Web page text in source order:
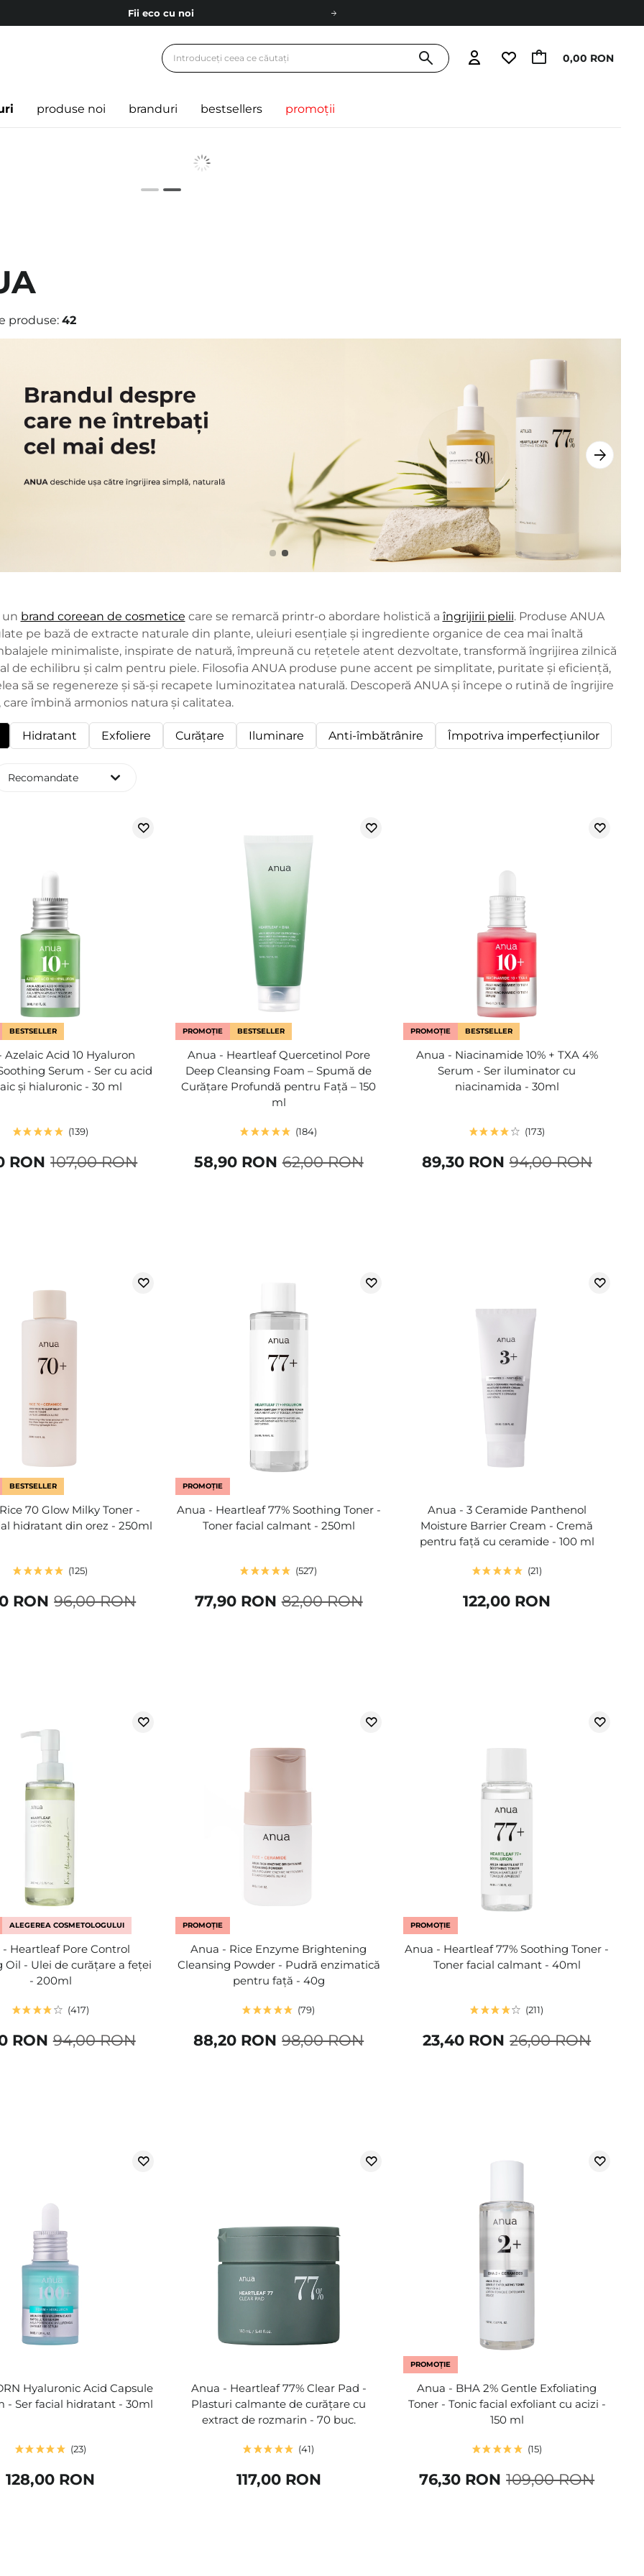
Fii eco cu noi
Livrare mai ieftină pentru comenzile de la 150 RON! 0,00 RON
produse noi branduri bestsellers promoții
produse: 42
un brand coreean de cosmetice care se remarcă printr-o abordare holistică a îngrijirii pielii. Produse ANUA
pe bază de extracte naturale din plante, uleiuri esențiale și ingrediente organice de cea mai înaltă
minimaliste, inspirate de natură, împreună cu rețetele atent dezvoltate, transformă îngrijirea zilnică
de echilibru și calm pentru piele. Filosofia ANUA produse pune accent pe simplitate, puritate și eficiență,
să se regenereze și să-și recapete luminozitatea naturală. Descoperă ANUA și începe o rutină de îngrijire
îmbină armonios natura și calitatea.
Hidratant Exfoliere Curăţare Iluminare Anti-îmbătrânire Împotriva imperfecțiunilor
Recomandate
BESTSELLER
Azelaic Acid 10 Hyaluron
Serum - Ser cu acid
și hialuronic - 30 ml
139
107,00 RON
RON
PROMOȚIE BESTSELLER
Anua - Heartleaf Quercetinol Pore
Deep Cleansing Foam – Spumă de
Curățare Profundă pentru Față – 150
ml
184
62,00 RON
58,90 RON
PROMOȚIE BESTSELLER
Anua - Niacinamide 10% + TXA 4%
Serum - Ser iluminator cu
niacinamida - 30ml
173
94,00 RON
89,30 RON
BESTSELLER
70 Glow Milky Toner -
hidratant din orez - 250ml
125
96,00 RON
RON
PROMOȚIE
Anua - Heartleaf 77% Soothing Toner -
Toner facial calmant - 250ml
527
82,00 RON
77,90 RON
Anua - 3 Ceramide Panthenol
Moisture Barrier Cream - Cremă
pentru față cu ceramide - 100 ml
21
122,00 RON
ALEGEREA COSMETOLOGULUI
Heartleaf Pore Control
Oil - Ulei de curățare a feței
- 200ml
417
94,00 RON
RON
PROMOȚIE
Anua - Rice Enzyme Brightening
Cleansing Powder - Pudră enzimatică
pentru față - 40g
79
98,00 RON
88,20 RON
PROMOȚIE
Anua - Heartleaf 77% Soothing Toner -
Toner facial calmant - 40ml
211
26,00 RON
23,40 RON
Hyaluronic Acid Capsule
- Ser facial hidratant - 30ml
23
128,00 RON
Anua - Heartleaf 77% Clear Pad -
Plasturi calmante de curățare cu
extract de rozmarin - 70 buc.
41
117,00 RON
PROMOȚIE
Anua - BHA 2% Gentle Exfoliating
Toner - Tonic facial exfoliant cu acizi -
150 ml
15
109,00 RON
76,30 RON